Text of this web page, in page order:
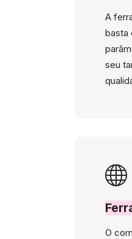
A
basta
seu
O